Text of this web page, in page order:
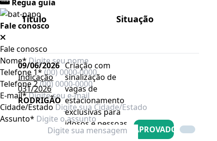
Regua guia
Fale conosco
Fale conosco
Nome*
Telefone 1*
Telefone 2
E-mail*
Cidade/Estado
Assunto*
Título Situação
09/06/2026
Indicação
031/2026
RODRIGÃO
Criação com
sinalização de
vagas de
estacionamento
exclusivas para
idosos e pessoas
com deficiência
APROVADO